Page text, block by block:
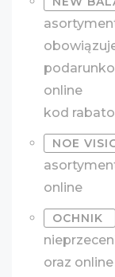
online
kod
NOE
online
OCHNIK
oraz online